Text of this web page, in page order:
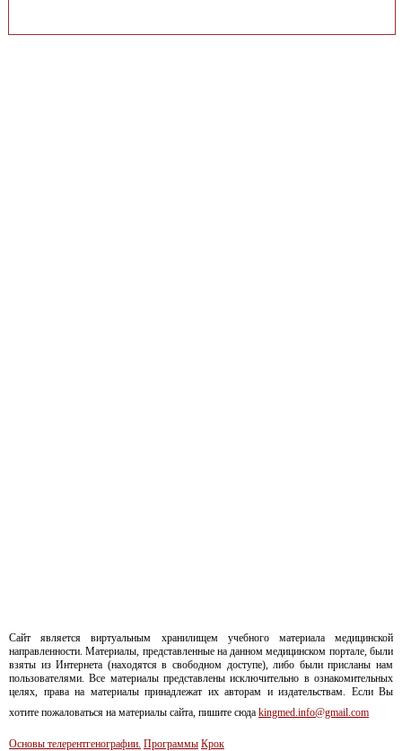
Сайт является виртуальным хранилищем учебного материала медицинской
направленности. Материалы, представленные на данном медицинском портале, были
взяты из Интернета (находятся в свободном доступе), либо были присланы нам
пользователями. Все материалы представлены исключительно в ознакомительных
целях, права на материалы принадлежат их авторам и издательствам. Если Вы
хотите пожаловаться на материалы сайта, пишите сюда kingmed.info@gmail.com
Основы телерентгенографии. Программы Крок